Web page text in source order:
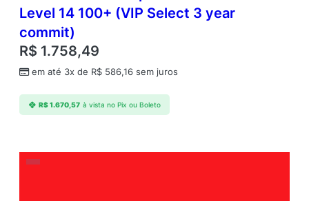
Level 14 100+ (VIP Select 3 year
commit)
R$ 1.758,49
em até 3x de R$ 586,16 sem juros
R$1.670,57 à vista no Pix ou Boleto